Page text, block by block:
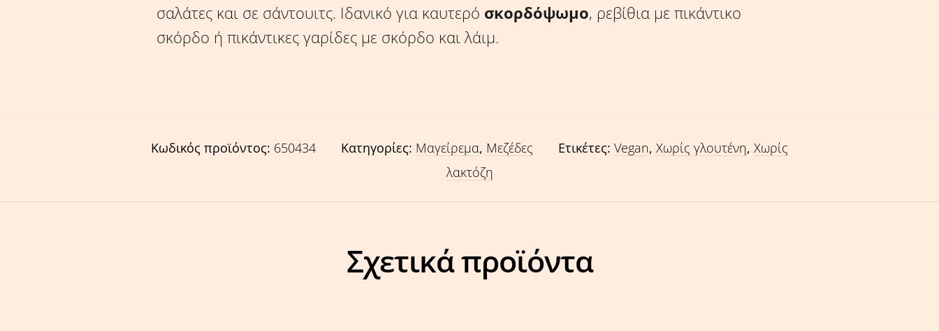
σαλάτες και σε σάντουιτς. Ιδανικό για καυτερό σκορδόψωμο, ρεβίθια με πικάντικο
σκόρδο ή πικάντικες γαρίδες με σκόρδο και λάιμ.
Κωδικός προϊόντος: 650434 Κατηγορίες: Μαγείρεμα, Μεζέδες Ετικέτες: Vegan, Χωρίς γλουτένη, Χωρίς
λακτόζη
Σχετικά προϊόντα